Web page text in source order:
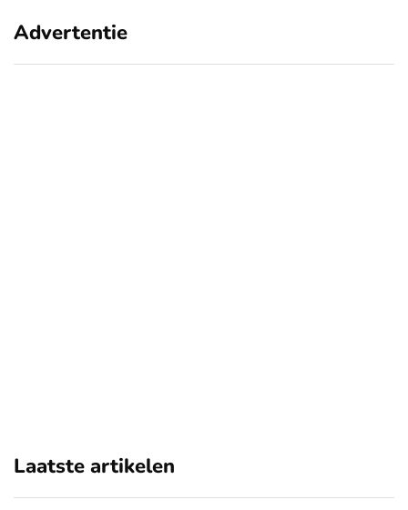
Advertentie
Laatste artikelen